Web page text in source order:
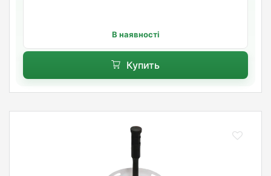
В наявності
Купить